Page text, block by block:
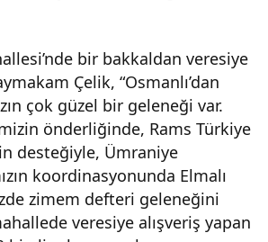
bir bakkaldan veresiye
Çelik, “Osmanlı’dan
çok güzel bir geleneği var.
önderliğinde, Rams Türkiye
desteğiyle, Ümraniye
koordinasyonunda Elmalı
zimem defteri geleneğini
veresiye alışveriş yapan